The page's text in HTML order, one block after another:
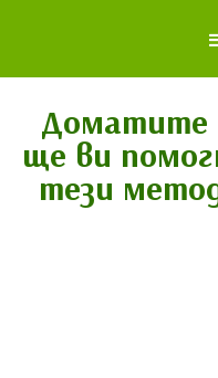
Доматите
ще ви
тези